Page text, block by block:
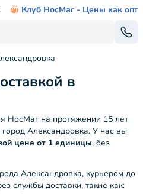
Клуб НосМаг - Цены как опт
в
НосМаг на протяжении 15 лет
Александровка. У нас вы
цене от 1 единицы, без
Александровка, курьером до
службы доставки, такие как: